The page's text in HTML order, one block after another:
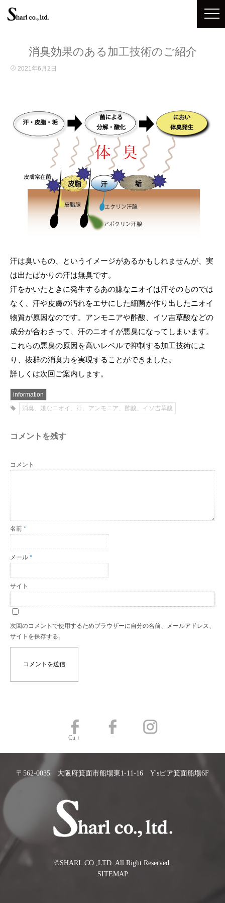
消臭効果のある加工技術のご紹介
2021年6月2日
汗は臭いもの、というイメージがあるかもしれませんが、実
は出たばかりの汗は無臭です。
汗をかいたときに発生するあの嫌なニオイは汗そのものでは
なく、汗や皮膚の汚れをエサにした細菌が作り出したニオイ
物質が原因なのです。アンモニアや酢酸、イソ吉草酸などの
成分が合わさって、汗のニオイが悪臭になってしまいます。
これらの悪臭の原因を高いレベルで抑制する加工技術によ
り、抜群の消臭力を実現することができました。
詳しくは次回ご案内します。
information
消臭、嫌なニオイ、汗、アンモニア、酢酸、イソ吉草酸
コメントを残す
コメント
名前 *
メール *
サイト
次回のコメントで使用するためブラウザーに自分の名前、メールアドレス、
サイトを保存する。
Cu＋
〒562-0035 大阪府箕面市船場東1-11-16 Y'sピア箕面船場6F
©️SHARL CO.,LTD. All Right Reserved.
SITEMAP